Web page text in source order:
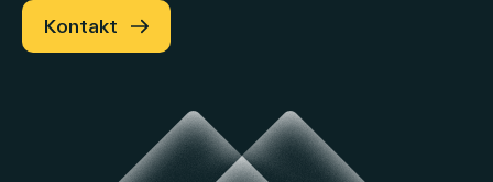
Kontakt